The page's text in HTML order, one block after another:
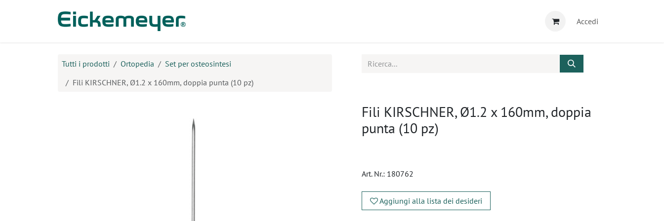
Accedi
Tutti i prodotti Ortopedia
Set per osteosintesi
Fili KIRSCHNER, Ø1.2 x 160mm, doppia punta (10 pz)
Fili KIRSCHNER, Ø1.2 x 160mm, doppia
punta (10 pz)
Art. Nr.: 180762
Aggiungi alla lista dei desideri